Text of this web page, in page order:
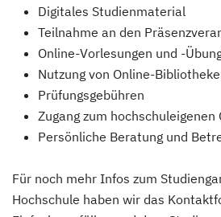
Digitales Studienmaterial
Teilnahme an den
Online-Vorlesungen und -
Nutzung von Online-
Prüfungsgebühren
Zugang zum hochschuleigenen
Persönliche Beratung und
Für noch mehr Infos zum
Hochschule haben wir das